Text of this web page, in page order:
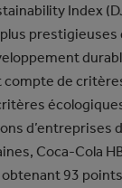
Index
prestigieuses
compte de
d’entreprises
Coca-Cola
93